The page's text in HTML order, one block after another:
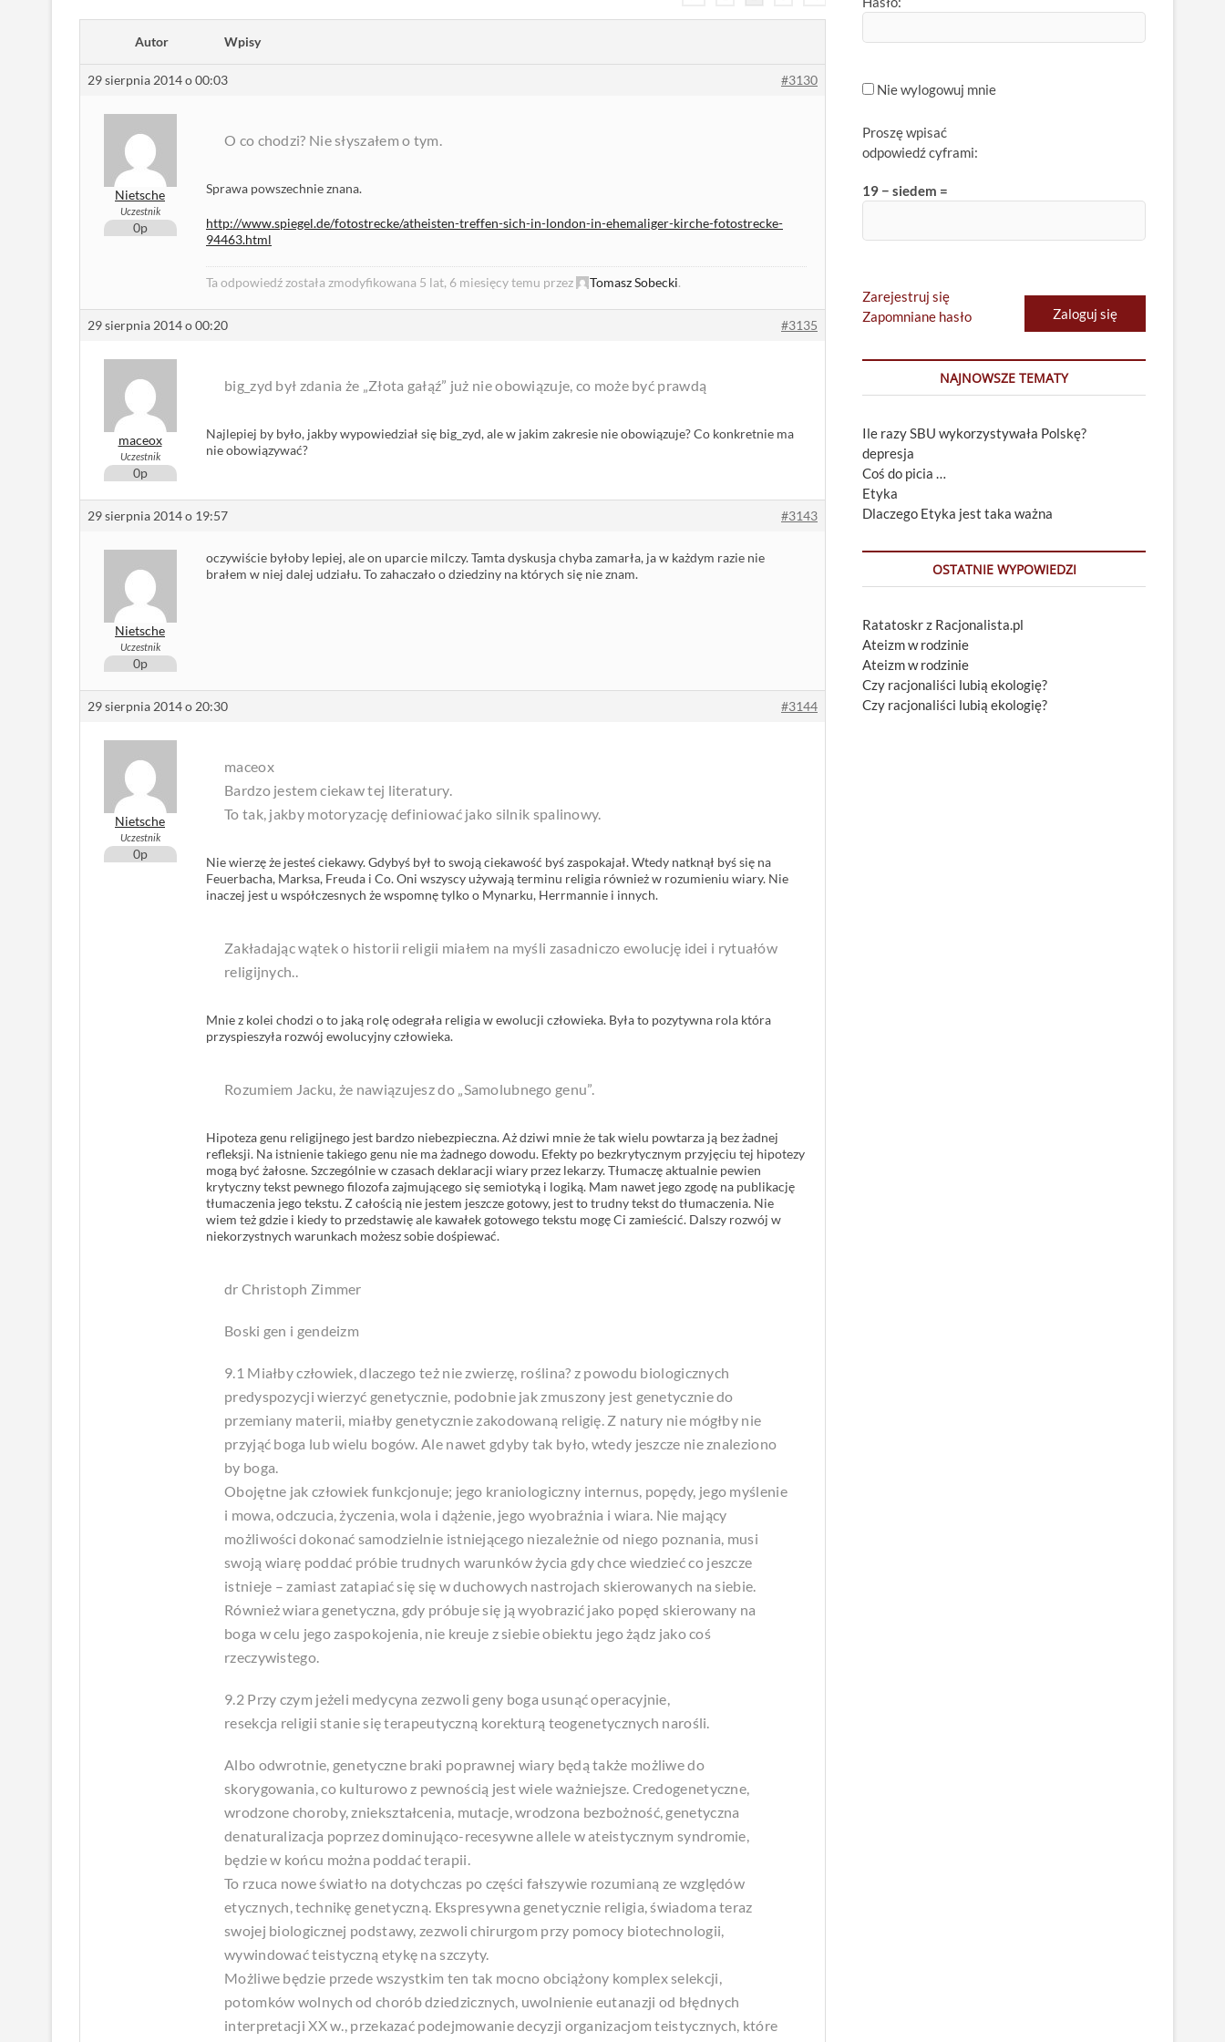
Autor Wpisy
29 sierpnia 2014 o 00:03 #3130
Nietsche
Uczestnik
0p
O co chodzi? Nie słyszałem o tym.
Sprawa powszechnie znana.
http://www.spiegel.de/fotostrecke/atheisten-treffen-sich-in-london-in-ehemaliger-kirche-fotostrecke-
94463.html
Ta odpowiedź została zmodyfikowana 5 lat, 6 miesięcy temu przez Tomasz Sobecki.
29 sierpnia 2014 o 00:20 #3135
maceox
Uczestnik
0p
big_zyd był zdania że „Złota gałąź” już nie obowiązuje, co może być prawdą
Najlepiej by było, jakby wypowiedział się big_zyd, ale w jakim zakresie nie obowiązuje? Co konkretnie ma
nie obowiązywać?
29 sierpnia 2014 o 19:57 #3143
Nietsche
Uczestnik
0p
oczywiście byłoby lepiej, ale on uparcie milczy. Tamta dyskusja chyba zamarła, ja w każdym razie nie
brałem w niej dalej udziału. To zahaczało o dziedziny na których się nie znam.
29 sierpnia 2014 o 20:30 #3144
Nietsche
Uczestnik
0p
maceox
Bardzo jestem ciekaw tej literatury.
To tak, jakby motoryzację definiować jako silnik spalinowy.
Nie wierzę że jesteś ciekawy. Gdybyś był to swoją ciekawość byś zaspokajał. Wtedy natknął byś się na
Feuerbacha, Marksa, Freuda i Co. Oni wszyscy używają terminu religia również w rozumieniu wiary. Nie
inaczej jest u współczesnych że wspomnę tylko o Mynarku, Herrmannie i innych.
Zakładając wątek o historii religii miałem na myśli zasadniczo ewolucję idei i rytuałów
religijnych..
Mnie z kolei chodzi o to jaką rolę odegrała religia w ewolucji człowieka. Była to pozytywna rola która
przyspieszyła rozwój ewolucyjny człowieka.
Rozumiem Jacku, że nawiązujesz do „Samolubnego genu”.
Hipoteza genu religijnego jest bardzo niebezpieczna. Aż dziwi mnie że tak wielu powtarza ją bez żadnej
refleksji. Na istnienie takiego genu nie ma żadnego dowodu. Efekty po bezkrytycznym przyjęciu tej hipotezy
mogą być żałosne. Szczególnie w czasach deklaracji wiary przez lekarzy. Tłumaczę aktualnie pewien
krytyczny tekst pewnego filozofa zajmującego się semiotyką i logiką. Mam nawet jego zgodę na publikację
tłumaczenia jego tekstu. Z całością nie jestem jeszcze gotowy, jest to trudny tekst do tłumaczenia. Nie
wiem też gdzie i kiedy to przedstawię ale kawałek gotowego tekstu mogę Ci zamieścić. Dalszy rozwój w
niekorzystnych warunkach możesz sobie dośpiewać.
dr Christoph Zimmer
Boski gen i gendeizm
9.1 Miałby człowiek, dlaczego też nie zwierzę, roślina? z powodu biologicznych
predyspozycji wierzyć genetycznie, podobnie jak zmuszony jest genetycznie do
przemiany materii, miałby genetycznie zakodowaną religię. Z natury nie mógłby nie
przyjąć boga lub wielu bogów. Ale nawet gdyby tak było, wtedy jeszcze nie znaleziono
by boga.
Obojętne jak człowiek funkcjonuje; jego kraniologiczny internus, popędy, jego myślenie
i mowa, odczucia, życzenia, wola i dążenie, jego wyobraźnia i wiara. Nie mający
możliwości dokonać samodzielnie istniejącego niezależnie od niego poznania, musi
swoją wiarę poddać próbie trudnych warunków życia gdy chce wiedzieć co jeszcze
istnieje – zamiast zatapiać się się w duchowych nastrojach skierowanych na siebie.
Również wiara genetyczna, gdy próbuje się ją wyobrazić jako popęd skierowany na
boga w celu jego zaspokojenia, nie kreuje z siebie obiektu jego żądz jako coś
rzeczywistego.
9.2 Przy czym jeżeli medycyna zezwoli geny boga usunąć operacyjnie,
resekcja religii stanie się terapeutyczną korekturą teogenetycznych narośli.
Albo odwrotnie, genetyczne braki poprawnej wiary będą także możliwe do
skorygowania, co kulturowo z pewnością jest wiele ważniejsze. Credogenetyczne,
wrodzone choroby, zniekształcenia, mutacje, wrodzona bezbożność, genetyczna
denaturalizacja poprzez dominująco-recesywne allele w ateistycznym syndromie,
będzie w końcu można poddać terapii.
To rzuca nowe światło na dotychczas po części fałszywie rozumianą ze względów
etycznych, technikę genetyczną. Ekspresywna genetycznie religia, świadoma teraz
swojej biologicznej podstawy, zezwoli chirurgom przy pomocy biotechnologii,
wywindować teistyczną etykę na szczyty.
Możliwe będzie przede wszystkim ten tak mocno obciążony komplex selekcji,
potomków wolnych od chorób dziedzicznych, uwolnienie eutanazji od błędnych
interpretacji XX w., przekazać podejmowanie decyzji organizacjom teistycznych, które
Nie wylogowuj mnie
Proszę wpisać
odpowiedź cyframi:
19 − siedem =
Zaloguj się
Zarejestruj się
Zapomniane hasło
NAJNOWSZE TEMATY
Ile razy SBU wykorzystywała Polskę?
depresja
Coś do picia …
Etyka
Dlaczego Etyka jest taka ważna
OSTATNIE WYPOWIEDZI
Ratatoskr z Racjonalista.pl
Ateizm w rodzinie
Ateizm w rodzinie
Czy racjonaliści lubią ekologię?
Czy racjonaliści lubią ekologię?